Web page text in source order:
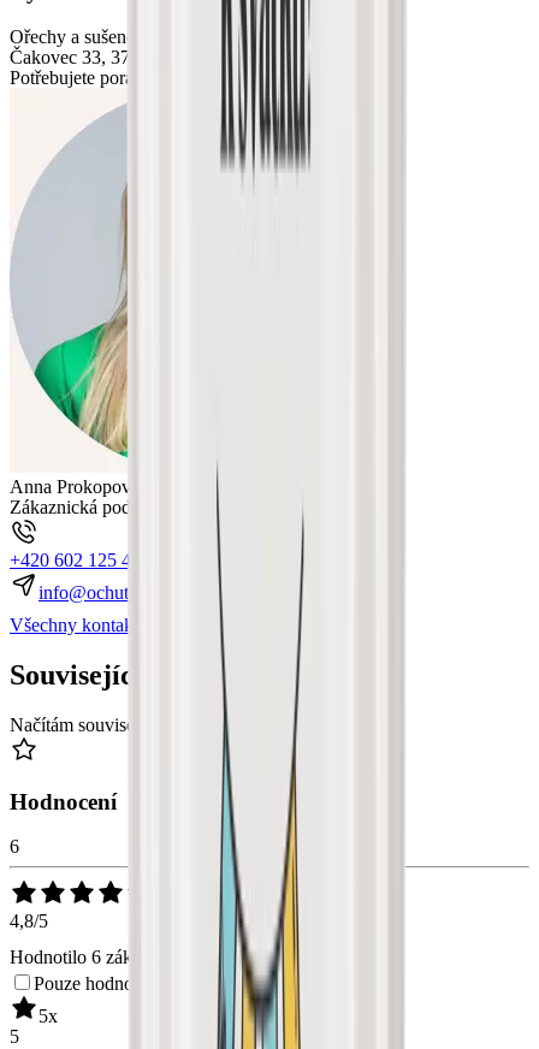
Ořechy a sušené plody s.r.o.
Čakovec 33, 373 84 Čakov, ČR
Potřebujete poradit?
Anna Prokopová
Zákaznická podpora
+420 602 125 400 K dispozici:
Po–Pá 7:00–15:30
info@ochutnejorech.cz
Všechny kontakty
Související produkty
Načítám související produkty...
Hodnocení
6
4,8/5
Hodnotilo 6 zákazníků
Přidat nové hodnocení
Pouze hodnocení s popisem
5x
5